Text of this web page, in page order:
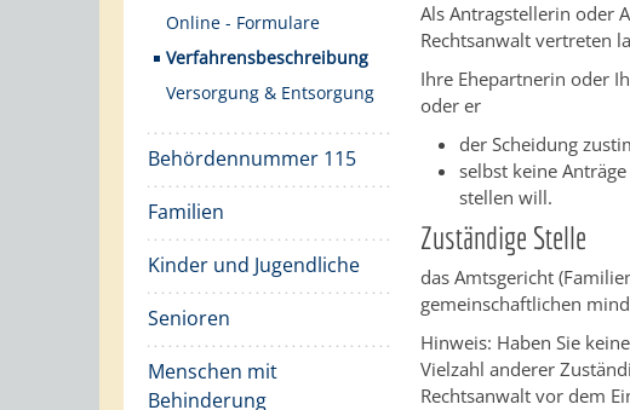
Online - Formulare
Verfahrensbeschreibung
Versorgung & Entsorgung
Behördennummer 115
Familien
Kinder und Jugendliche
Senioren
Menschen mit
Behinderung
Als Antragstellerin oder
Rechtsanwalt vertreten
Ihre Ehepartnerin oder
oder er
der Scheidung
selbst keine Anträge
stellen will.
Zuständige Stelle
das Amtsgericht
gemeinschaftlichen
Hinweis: Haben Sie
Vielzahl anderer
Rechtsanwalt vor dem